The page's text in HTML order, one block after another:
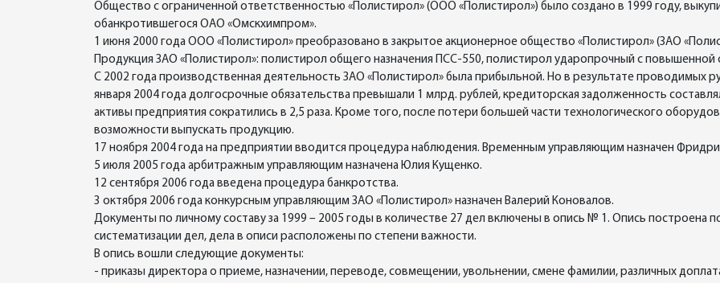
Общество с ограниченной ответственностью «Полистирол» (ООО «Полистирол») было создано в 1999 году,
обанкротившегося ОАО «Омскхимпром».
1 июня 2000 года ООО «Полистирол» преобразовано в закрытое акционерное общество «Полистирол» (ЗАО
Продукция ЗАО «Полистирол»: полистирол общего назначения ПСС-550, полистирол ударопрочный с
С 2002 года производственная деятельность ЗАО «Полистирол» была прибыльной. Но в результате проводимых
января 2004 года долгосрочные обязательства превышали 1 млрд. рублей, кредиторская задолженность
активы предприятия сократились в 2,5 раза. Кроме того, после потери большей части технологического
возможности выпускать продукцию.
17 ноября 2004 года на предприятии вводится процедура наблюдения. Временным управляющим назначен
5 июля 2005 года арбитражным управляющим назначена Юлия Кущенко.
12 сентября 2006 года введена процедура банкротства.
3 октября 2006 года конкурсным управляющим ЗАО «Полистирол» назначен Валерий Коновалов.
Документы по личному составу за 1999 – 2005 годы в количестве 27 дел включены в опись № 1. Опись построена
систематизации дел, дела в описи расположены по степени важности.
В опись вошли следующие документы:
- приказы директора о приеме, назначении, переводе, совмещении, увольнении, смене фамилии, различных